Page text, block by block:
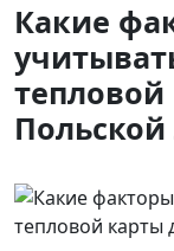
Какие
Польской